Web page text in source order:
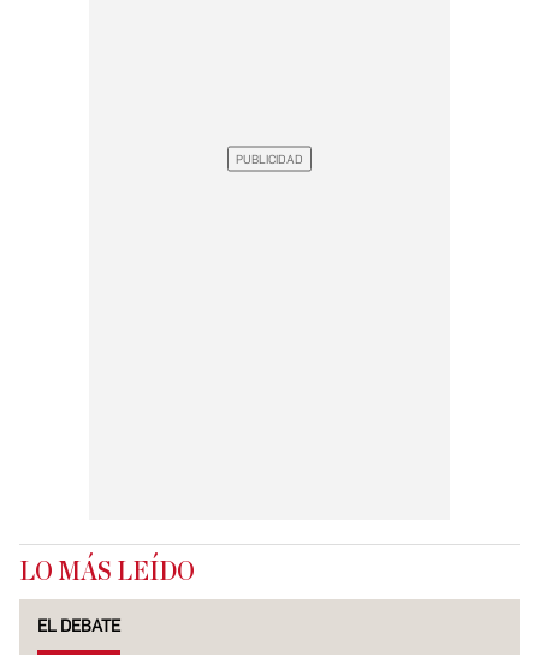
LO MÁS LEÍDO
EL DEBATE